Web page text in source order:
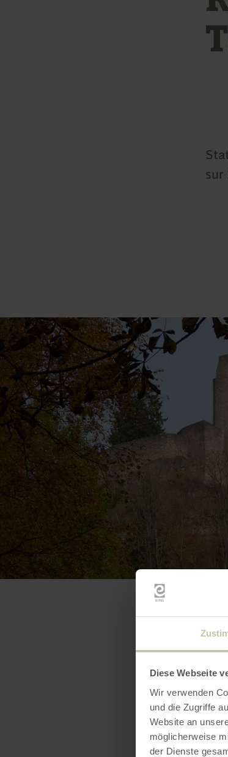
Diese Webseite
Wir verwenden
und die Zugriffe
Website an
möglicherweise
der Dienste
sur